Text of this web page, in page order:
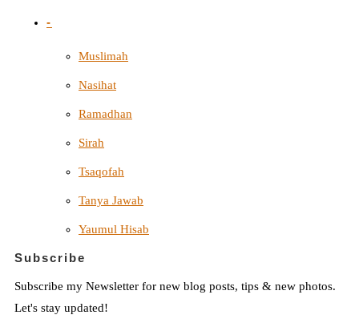
-
Muslimah
Nasihat
Ramadhan
Sirah
Tsaqofah
Tanya Jawab
Yaumul Hisab
Subscribe
Subscribe my Newsletter for new blog posts, tips & new photos.
Let's stay updated!